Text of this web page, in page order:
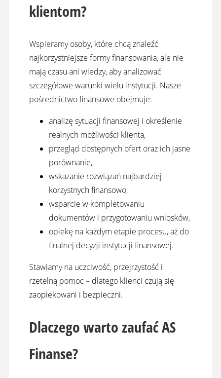
klientom?
Wspieramy osoby, które chcą znaleźć
najkorzystniejsze formy finansowania, ale nie
mają czasu ani wiedzy, aby analizować
szczegółowe warunki wielu instytucji. Nasze
pośrednictwo finansowe obejmuje:
analizę sytuacji finansowej i określenie
realnych możliwości klienta,
przegląd dostępnych ofert oraz ich jasne
porównanie,
wskazanie rozwiązań najbardziej
korzystnych finansowo,
wsparcie w kompletowaniu
dokumentów i przygotowaniu wniosków,
opiekę na każdym etapie procesu, aż do
finalnej decyzji instytucji finansowej.
Stawiamy na uczciwość, przejrzystość i
rzetelną pomoc – dlatego klienci czują się
zaopiekowani i bezpieczni.
Dlaczego warto zaufać AS
Finanse?